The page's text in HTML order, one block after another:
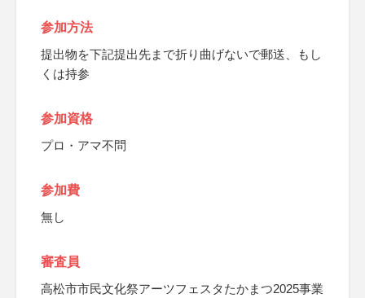
参加方法
提出物を下記提出先まで折り曲げないで郵送、もし
くは持参
参加資格
プロ・アマ不問
参加費
無し
審査員
高松市市民文化祭アーツフェスタたかまつ2025事業